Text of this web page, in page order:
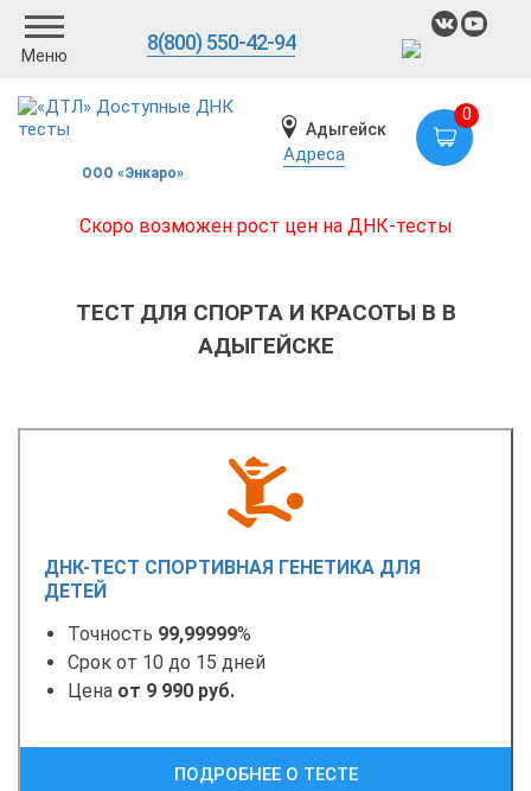
Меню
8(800) 550-42-94
ООО «Энкаро»
Адыгейск
Адреса
0
Скоро возможен рост цен на ДНК-тесты
ТЕСТ ДЛЯ СПОРТА И КРАСОТЫ В В
АДЫГЕЙСКЕ
ДНК-ТЕСТ СПОРТИВНАЯ ГЕНЕТИКА ДЛЯ
ДЕТЕЙ
Точность 99,99999%
Срок от 10 до 15 дней
Цена от 9 990 руб.
ПОДРОБНЕЕ О ТЕСТЕ